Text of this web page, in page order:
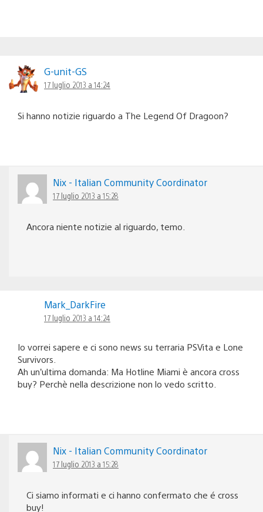
G-unit-GS
17 luglio 2013 a 14:24
Si hanno notizie riguardo a The Legend Of Dragoon?
Nix - Italian Community Coordinator
17 luglio 2013 a 15:28
Ancora niente notizie al riguardo, temo.
Mark_DarkFire
17 luglio 2013 a 14:24
Io vorrei sapere e ci sono news su terraria PSVita e Lone
Survivors.
Ah un’ultima domanda: Ma Hotline Miami è ancora cross
buy? Perchè nella descrizione non lo vedo scritto.
Nix - Italian Community Coordinator
17 luglio 2013 a 15:28
Ci siamo informati e ci hanno confermato che é cross
buy!